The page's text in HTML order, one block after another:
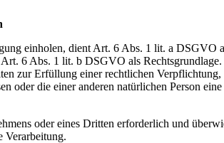
einholen, dient Art. 6 Abs. 1 lit. a DSGVO
6 Abs. 1 lit. b DSGVO als
zur Erfüllung einer rechtlichen
oder die einer anderen natürlichen Person
oder eines Dritten erforderlich und
Verarbeitung.